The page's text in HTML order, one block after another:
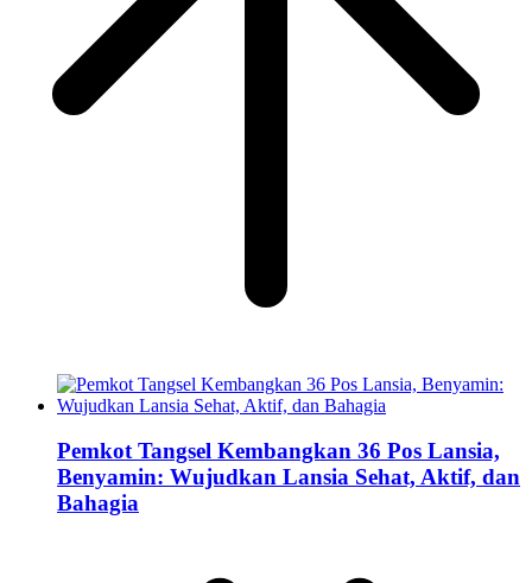
Pemkot Tangsel Kembangkan 36 Pos Lansia,
Benyamin: Wujudkan Lansia Sehat, Aktif, dan
Bahagia